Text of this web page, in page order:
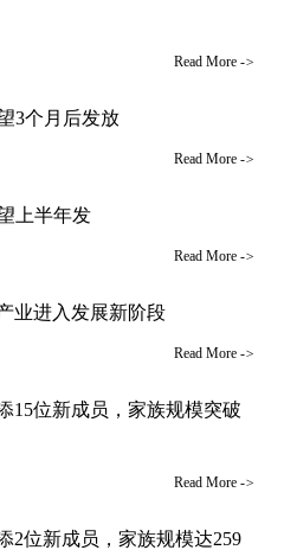
Read More ->
3个月后发放
Read More ->
上半年发
Read More ->
业进入发展新阶段
Read More ->
15位新成员，家族规模突破
Read More ->
2位新成员，家族规模达259